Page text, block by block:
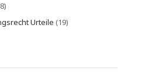
Urteile (19)